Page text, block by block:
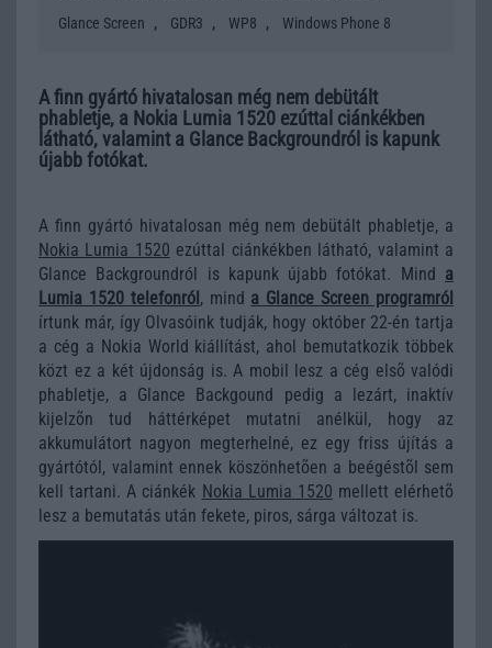
Glance Screen , GDR3 , WP8 , Windows Phone 8
A finn gyártó hivatalosan még nem debütált
phabletje, a Nokia Lumia 1520 ezúttal ciánkékben
látható, valamint a Glance Backgroundról is kapunk
újabb fotókat.
A finn gyártó hivatalosan még nem debütált phabletje, a
Nokia Lumia 1520 ezúttal ciánkékben látható, valamint a
Glance Backgroundról is kapunk újabb fotókat. Mind a
Lumia 1520 telefonról , mind a Glance Screen programról
írtunk már, így Olvasóink tudják, hogy október 22-én tartja
a cég a Nokia World kiállítást, ahol bemutatkozik többek
közt ez a két újdonság is. A mobil lesz a cég elsõ valódi
phabletje, a Glance Backgound pedig a lezárt, inaktív
kijelzõn tud háttérképet mutatni anélkül, hogy az
akkumulátort nagyon megterhelné, ez egy friss újítás a
gyártótól, valamint ennek köszönhetõen a beégéstõl sem
kell tartani. A ciánkék Nokia Lumia 1520 mellett elérhetõ
lesz a bemutatás után fekete, piros, sárga változat is.